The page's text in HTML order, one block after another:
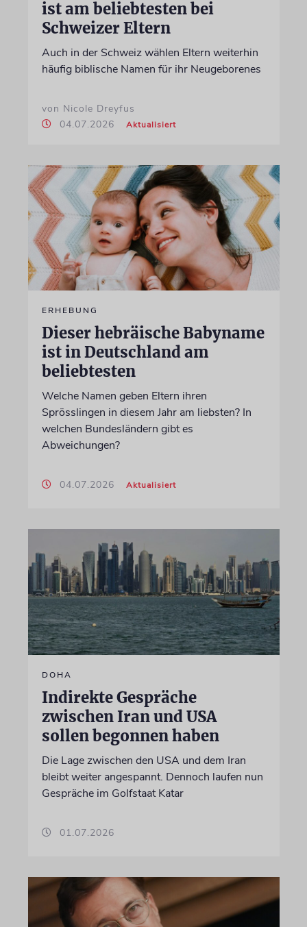
ist am beliebtesten bei
Schweizer Eltern
Auch in der Schweiz wählen Eltern weiterhin
häufig biblische Namen für ihr Neugeborenes
von Nicole Dreyfus
04.07.2026
Aktualisiert
ERHEBUNG
Dieser hebräische Babyname
ist in Deutschland am
beliebtesten
Welche Namen geben Eltern ihren
Sprösslingen in diesem Jahr am liebsten? In
welchen Bundesländern gibt es
Abweichungen?
04.07.2026 Aktualisiert
DOHA
Indirekte Gespräche
zwischen Iran und USA
sollen begonnen haben
Die Lage zwischen den USA und dem Iran
bleibt weiter angespannt. Dennoch laufen nun
Gespräche im Golfstaat Katar
01.07.2026